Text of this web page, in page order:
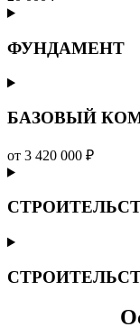
ФУНДАМЕНТ
БАЗОВЫЙ
от 3 420 000 ₽